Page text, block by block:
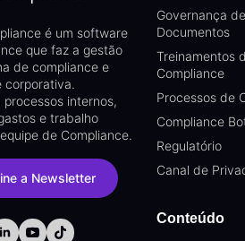
é um software
que faz a gestão
de compliance e
corporativa.
processos internos,
e trabalho
de Compliance.
a Newsletter
Governança de
Documentos
Treinamentos
Compliance
Processos de
Compliance
Regulatório
Canal de
Conteúdo